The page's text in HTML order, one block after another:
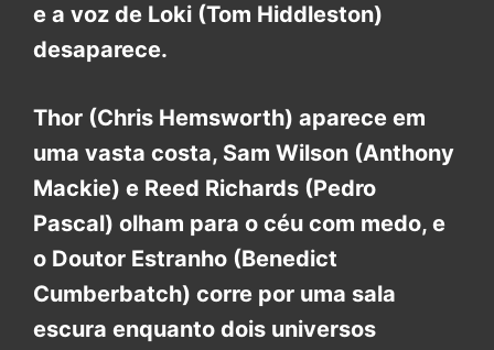
e a voz de Loki (Tom Hiddleston)
desaparece.
Thor (Chris Hemsworth) aparece em
uma vasta costa, Sam Wilson (Anthony
Mackie) e Reed Richards (Pedro
Pascal) olham para o céu com medo, e
o Doutor Estranho (Benedict
Cumberbatch) corre por uma sala
escura enquanto dois universos